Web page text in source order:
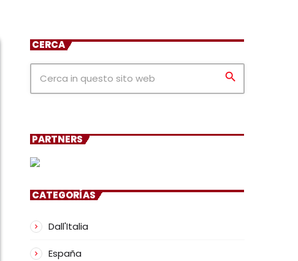
CERCA
search
PARTNERS
CATEGORÍAS
Dall'Italia
España